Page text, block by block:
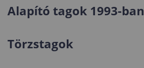
Alapító tagok 1993-ban
Törzstagok